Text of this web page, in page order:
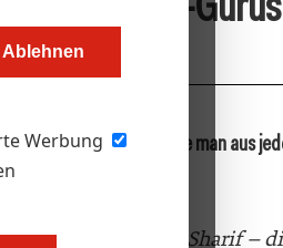
Ablehnen
Werbung
zeigt der Branche, wie man aus
Riedel und Tarek Sharif –